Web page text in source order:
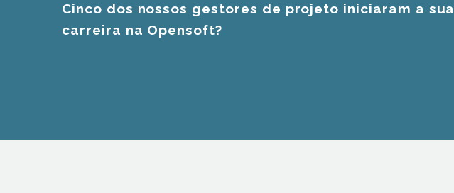
Cinco dos nossos gestores de projeto iniciaram a sua
carreira na Opensoft?